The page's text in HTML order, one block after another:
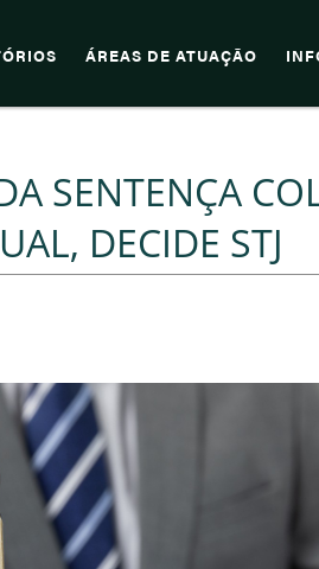
ÁREAS DE ATUAÇÃO
SENTENÇA
DECIDE STJ